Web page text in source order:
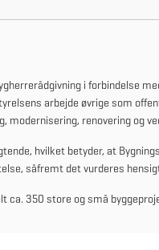
i forbindelse
arbejde øvrige som
modernisering, renovering og
hvilket betyder, at
såfremt det vurderes
ca. 350 store og små